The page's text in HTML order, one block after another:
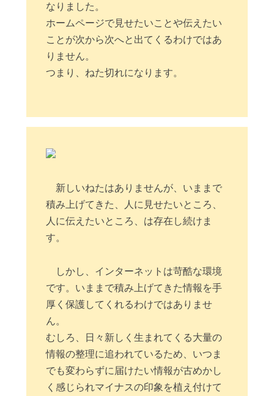
なりました。
ホームページで見せたいことや伝えたい
ことが次から次へと出てくるわけではあ
りません。
つまり、ねた切れになります。
新しいねたはありませんが、いままで
積み上げてきた、人に見せたいところ、
人に伝えたいところ、は存在し続けま
す。
しかし、インターネットは苛酷な環境
です。いままで積み上げてきた情報を手
厚く保護してくれるわけではありませ
ん。
むしろ、日々新しく生まれてくる大量の
情報の整理に追われているため、いつま
でも変わらずに届けたい情報が古めかし
く感じられマイナスの印象を植え付けて